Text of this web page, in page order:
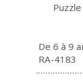
De 6 à 9
RA-4183